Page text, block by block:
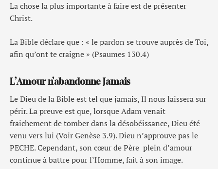
La chose la plus importante à faire est de présenter
Christ.
La Bible déclare que : « le pardon se trouve auprès de Toi,
afin qu’ont te craigne » (Psaumes 130.4)
L’Amour n’abandonne Jamais
Le Dieu de la Bible est tel que jamais, Il nous laissera sur
périr. La preuve est que, lorsque Adam venait
fraichement de tomber dans la désobéissance, Dieu été
venu vers lui (Voir Genèse 3.9). Dieu n’approuve pas le
PECHE. Cependant, son cœur de Père plein d’amour
continue à battre pour l’Homme, fait à son image.